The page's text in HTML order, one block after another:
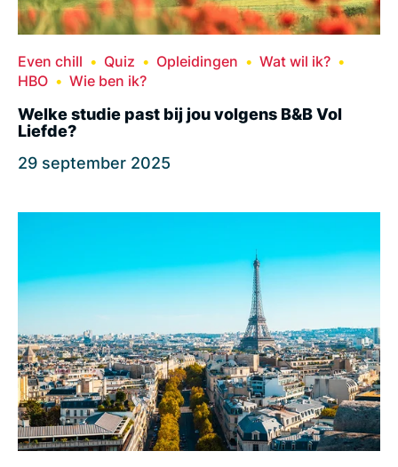
Even chill Quiz Opleidingen
Wat wil ik?
HBO
Wie ben ik?
Welke studie past bij jou volgens B&B Vol
Liefde?
29 september 2025